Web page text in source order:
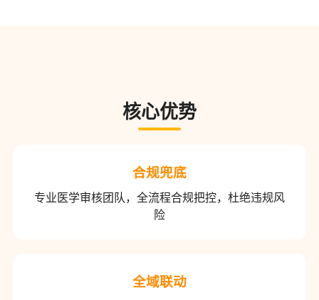
核心优势
合规兜底
专业医学审核团队，全流程合规把控，杜绝违规风
险
全域联动